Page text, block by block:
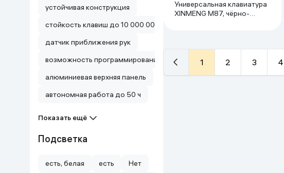
устойчивая конструкция
стойкость клавиш до 10 000 000 нажатий
датчик приближения рук
возможность программирования клавиш
алюминиевая верхняя панель
автономная работа до 50 ч
Показать ещё
Подсветка
есть, белая есть
Нет
Универсальная клавиатура
XINMENG M87, чёрно-
1 2 3 4